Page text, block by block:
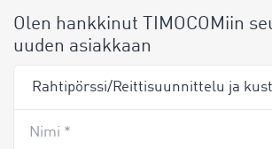
Olen hankkinut TIMOCOMiin
uuden asiakkaan
Nimi *